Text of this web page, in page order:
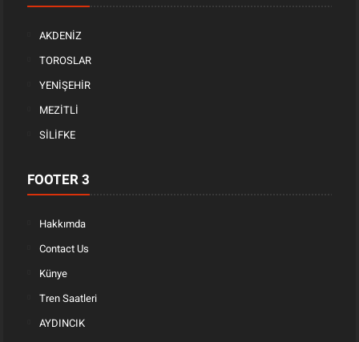
AKDENİZ
TOROSLAR
YENİŞEHİR
MEZİTLİ
SİLİFKE
FOOTER 3
Hakkımda
Contact Us
Künye
Tren Saatleri
AYDINCIK